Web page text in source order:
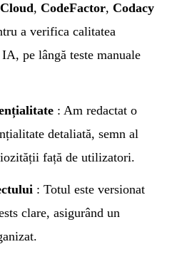
, CodeFactor, Codacy
a verifica calitatea
pe lângă teste manuale
: Am redactat o
detaliată, semn al
față de utilizatori.
: Totul este versionat
clare, asigurând un